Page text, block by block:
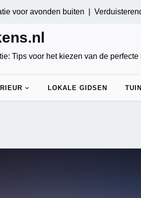
avonden buiten |Verduisterende
Tips voor het kiezen van de perfecte
LOKALE GIDSEN TUIN